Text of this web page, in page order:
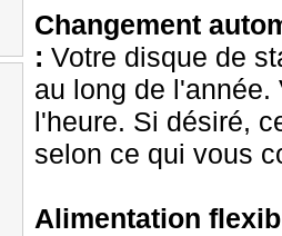
Changement
: Votre disque de
au long de
l'heure. Si désiré,
selon ce qui vous
Alimentation